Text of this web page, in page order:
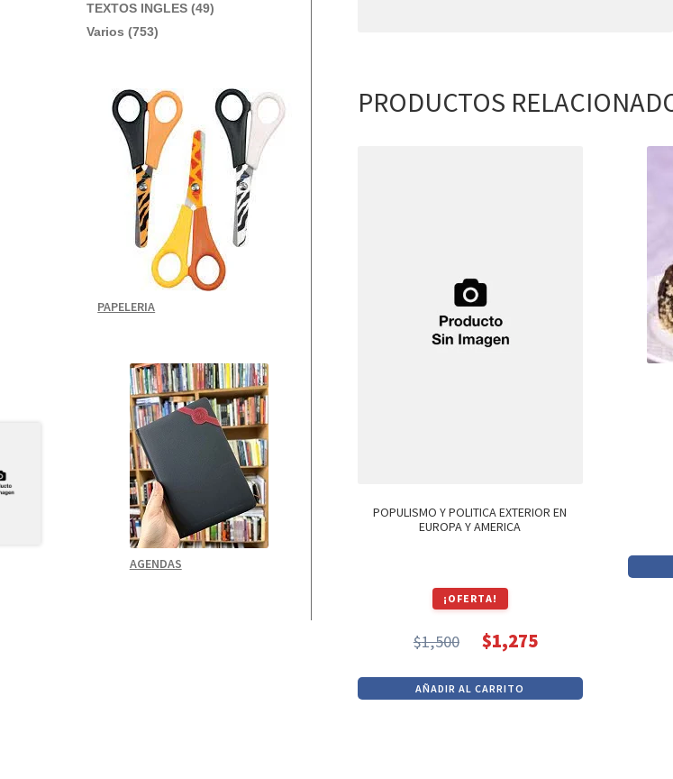
PRODUCTOS
POPULISMO Y POLITICA EXTERIOR EN
EUROPA Y AMERICA
¡OFERTA!
$1,500
precio
original
$1,275
precio
actual
AÑADIR AL CARRITO
TEXTOS INGLES (49)
Varios (753)
PAPELERIA
AGENDAS